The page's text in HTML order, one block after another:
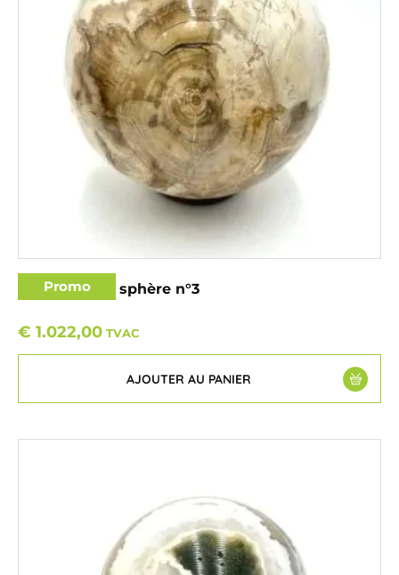
Promo
Bois fossilisé sphère n°3
€ 1.022,00 TVAC
AJOUTER AU PANIER